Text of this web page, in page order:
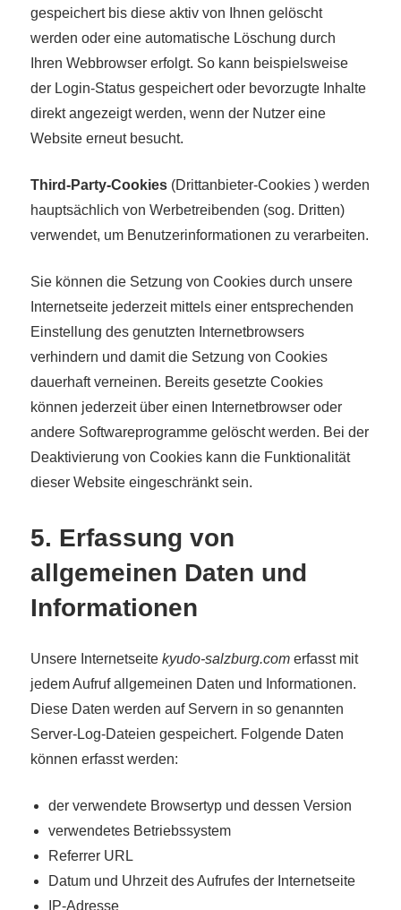
gespeichert bis diese aktiv von Ihnen gelöscht
werden oder eine automatische Löschung durch
Ihren Webbrowser erfolgt. So kann beispielsweise
der Login-Status gespeichert oder bevorzugte Inhalte
direkt angezeigt werden, wenn der Nutzer eine
Website erneut besucht.
Third-Party-Cookies (Drittanbieter-Cookies ) werden
hauptsächlich von Werbetreibenden (sog. Dritten)
verwendet, um Benutzerinformationen zu verarbeiten.
Sie können die Setzung von Cookies durch unsere
Internetseite jederzeit mittels einer entsprechenden
Einstellung des genutzten Internetbrowsers
verhindern und damit die Setzung von Cookies
dauerhaft verneinen. Bereits gesetzte Cookies
können jederzeit über einen Internetbrowser oder
andere Softwareprogramme gelöscht werden. Bei der
Deaktivierung von Cookies kann die Funktionalität
dieser Website eingeschränkt sein.
5. Erfassung von
allgemeinen Daten und
Informationen
Unsere Internetseite kyudo-salzburg.com erfasst mit
jedem Aufruf allgemeinen Daten und Informationen.
Diese Daten werden auf Servern in so genannten
Server-Log-Dateien gespeichert. Folgende Daten
können erfasst werden:
der verwendete Browsertyp und dessen Version
verwendetes Betriebssystem
Referrer URL
Datum und Uhrzeit des Aufrufes der Internetseite
IP-Adresse